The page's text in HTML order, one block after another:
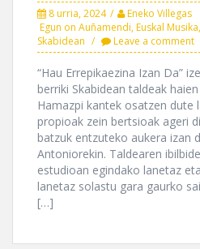
8 urria, 2024 Eneko Villegas
Egun on Auñamendi,Euskal Musika,
Skabidean
Leave a comment
“Hau Errepikaezina Izan Da”
berriki Skabidean taldeak
Hamazpi kantek osatzen dute
propioak zein bertsioak ageri
batzuk entzuteko aukera izan
Antoniorekin. Taldearen
estudioan egindako lanetaz
lanetaz solastu gara gaurko
[…]